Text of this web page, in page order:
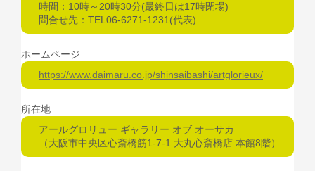
時間：10時～20時30分(最終日は17時閉場)
問合せ先：TEL06-6271-1231(代表)
ホームページ
https://www.daimaru.co.jp/shinsaibashi/artglorieux/
所在地
アールグロリュー ギャラリー オブ オーサカ
（大阪市中央区心斎橋筋1-7-1 大丸心斎橋店 本館8階）